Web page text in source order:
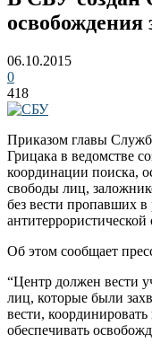
освобождения
06.10.2015
0
418
Приказом главы
Грицака в ведомстве
координации поиска,
свободы лиц,
без вести пропавших
Об этом сообщает
“Центр должен вести
лиц, которые были
вести,
обеспечивать